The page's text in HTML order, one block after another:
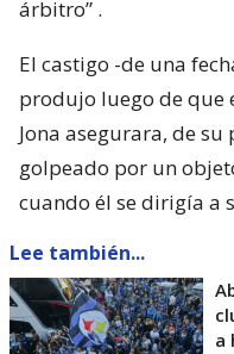
árbitro” .
El castigo -de una
produjo luego de que
Jona asegurara, de
golpeado por un
cuando él se dirigía a
Lee también...
a